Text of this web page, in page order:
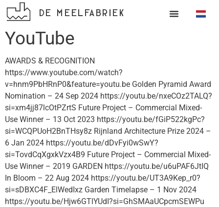
DE MEELFABRIEK
YouTube
AWARDS & RECOGNITION
https://www.youtube.com/watch?
v=hnm9PbHRnP0&feature=youtu.be Golden Pyramid Award
Nomination – 24 Sep 2024 https://youtu.be/nxeCOz2TALQ?
si=xm4jj87lcOtPZrtS Future Project – Commercial Mixed-
Use Winner – 13 Oct 2023 https://youtu.be/fGiP522kgPc?
si=WCQPUoH2BnTHsy8z Rijnland Architecture Prize 2024 –
6 Jan 2024 https://youtu.be/dDvFyi0wSwY?
si=TovdCqXgxkVzx4B9 Future Project – Commercial Mixed-
Use Winner – 2019 GARDEN https://youtu.be/u6uPAF6JtIQ
In Bloom – 22 Aug 2024 https://youtu.be/UT3A9Kep_r0?
si=sDBXC4F_ElWedIxz Garden Timelapse – 1 Nov 2024
https://youtu.be/Hjw6GTlYUdI?si=GhSMAaUCpcmSEWPu